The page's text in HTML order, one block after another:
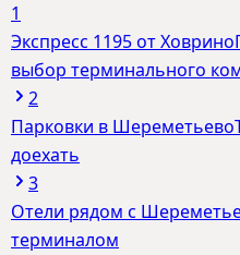
1
Экспресс 1195 от Ховрино
выбор терминального
2
Парковки в Шереметьево
доехать
3
Отели рядом с
терминалом